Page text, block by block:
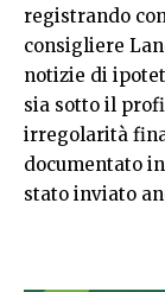
registrando
consigliere
notizie di
sia sotto il
irregolarità
documentato
stato inviato